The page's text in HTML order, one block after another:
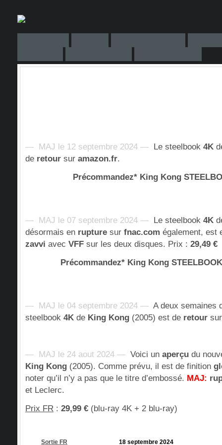
— MAJ le 12 septembre 2024 — Le steelbook 4K
de retour sur amazon.fr.
Précommandez* King Kong
— MAJ le 07 septembre 2024 — Le steelbook 4K
désormais en rupture sur fnac.com également, est
zavvi avec VFF sur les deux disques. Prix : 29,49 €
Précommandez* King Kong
— MAJ le 04 septembre 2024 — A deux semaines
steelbook 4K de King Kong (2005) est de retour sur
— MAJ le 24 aout 2024 — Voici un aperçu du
King Kong (2005). Comme prévu, il est de finition
noter qu’il n’y a pas que le titre d’embossé. MAJ:
et Leclerc.
Prix FR : 29,99 € (blu-ray 4K + 2 blu-ray)
Sortie FR 18 septembre 2024